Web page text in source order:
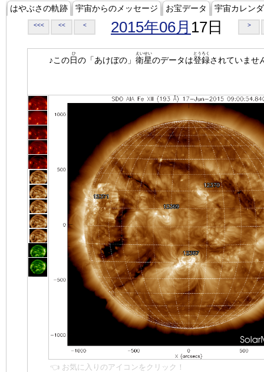
はやぶさの軌跡 宇宙からのメッセージ お宝データ 宇宙カレン
<<< << < 2015年06月 17日 >
♪この日
ひ
の「あけぼの」 衛星
えいせい
のデータは登録
とうろく
されていませ
👈 お気に入りのアイコンをクリック！